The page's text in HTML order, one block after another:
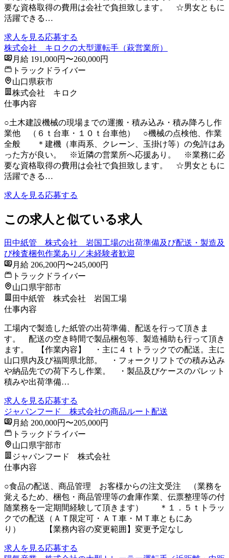
要な資格取得の費用は会社で負担致します。 ☆男女ともに
活躍できる…
求人を見る応募する
株式会社 キロクの大型運転手（萩営業所）
月給 191,000円〜260,000円
トラックドライバー
山口県萩市
株式会社 キロク
仕事内容
○土木建設機械の現場までの運搬・積み込み・積み降ろし作
業他 （６ｔ台車・１０ｔ台車他） ○機械の点検他、作業
全般 ＊建機（車両系、クレーン、玉掛け等）の免許はあ
った方が良い。 ※近隣の営業所へ応援あり。 ※業務に必
要な資格取得の費用は会社で負担致します。 ☆男女ともに
活躍できる…
求人を見る応募する
この求人と似ている求人
田中紙管 株式会社 岩国工場の出荷準備及び配送・製造及
び検査梱包作業あり／未経験者歓迎
月給 206,200円〜245,000円
トラックドライバー
山口県宇部市
田中紙管 株式会社 岩国工場
仕事内容
工場内で製造した紙管の出荷準備、配送を行って頂きま
す。 配送の空き時間で製品梱包等、製造補助も行って頂き
ます。 【作業内容】 ・主に４ｔトラックでの配送。主に
山口県内及び福岡県北部。 ・フォークリフトでの積み込み
や納品先での荷下ろし作業。 ・製品及びケースのパレット
積みや出荷準備…
求人を見る応募する
ジャパンフード 株式会社の商品ルート配送
月給 200,000円〜205,000円
トラックドライバー
山口県宇部市
ジャパンフード 株式会社
仕事内容
○食品の配送、商品管理 お客様からの注文受注 （業務を
覚えるため、梱包・商品管理等の倉庫作業、伝票整理等の付
随業務を一定期間経験して頂きます） ＊１．５ｔトラッ
クでの配送（ＡＴ限定可・ＡＴ車・ＭＴ車ともにあ
り） 【業務内容の変更範囲】変更予定なし
求人を見る応募する